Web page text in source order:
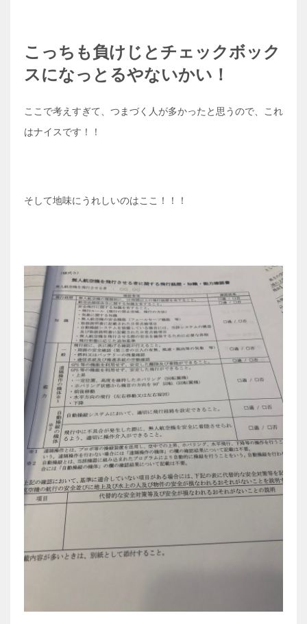
こっちも負けじとチェックボック
スになっとるやないかい！
ここで考えすぎて、つまづく人が多かったと思うので、これ
はナイスです！！
そして地味にうれしいのはここ！！！